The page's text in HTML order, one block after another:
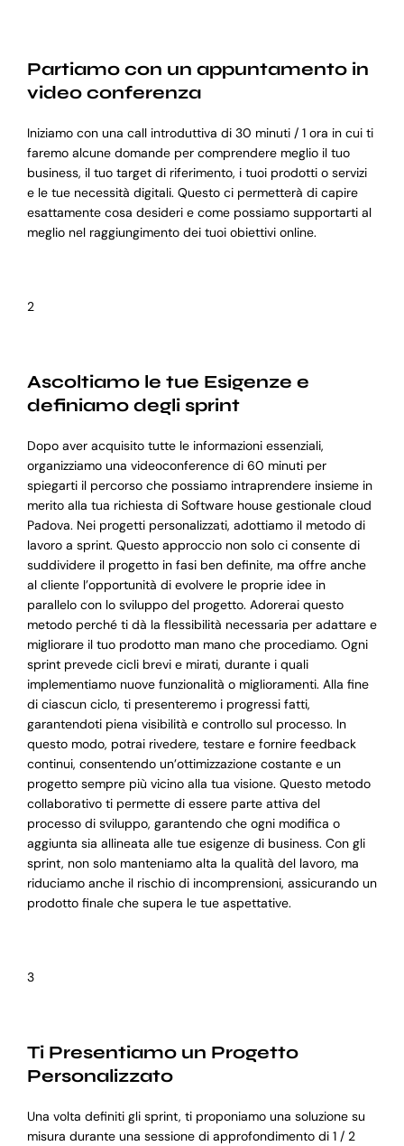
Partiamo con un appuntamento in
video conferenza
Iniziamo con una call introduttiva di 30 minuti / 1 ora in cui ti
faremo alcune domande per comprendere meglio il tuo
business, il tuo target di riferimento, i tuoi prodotti o servizi
e le tue necessità digitali. Questo ci permetterà di capire
esattamente cosa desideri e come possiamo supportarti al
meglio nel raggiungimento dei tuoi obiettivi online.
2
Ascoltiamo le tue Esigenze e
definiamo degli sprint
Dopo aver acquisito tutte le informazioni essenziali,
organizziamo una videoconference di 60 minuti per
spiegarti il percorso che possiamo intraprendere insieme in
merito alla tua richiesta di Software house gestionale cloud
Padova. Nei progetti personalizzati, adottiamo il metodo di
lavoro a sprint. Questo approccio non solo ci consente di
suddividere il progetto in fasi ben definite, ma offre anche
al cliente l’opportunità di evolvere le proprie idee in
parallelo con lo sviluppo del progetto. Adorerai questo
metodo perché ti dà la flessibilità necessaria per adattare e
migliorare il tuo prodotto man mano che procediamo. Ogni
sprint prevede cicli brevi e mirati, durante i quali
implementiamo nuove funzionalità o miglioramenti. Alla fine
di ciascun ciclo, ti presenteremo i progressi fatti,
garantendoti piena visibilità e controllo sul processo. In
questo modo, potrai rivedere, testare e fornire feedback
continui, consentendo un’ottimizzazione costante e un
progetto sempre più vicino alla tua visione. Questo metodo
collaborativo ti permette di essere parte attiva del
processo di sviluppo, garantendo che ogni modifica o
aggiunta sia allineata alle tue esigenze di business. Con gli
sprint, non solo manteniamo alta la qualità del lavoro, ma
riduciamo anche il rischio di incomprensioni, assicurando un
prodotto finale che supera le tue aspettative.
3
Ti Presentiamo un Progetto
Personalizzato
Una volta definiti gli sprint, ti proponiamo una soluzione su
misura durante una sessione di approfondimento di 1 / 2